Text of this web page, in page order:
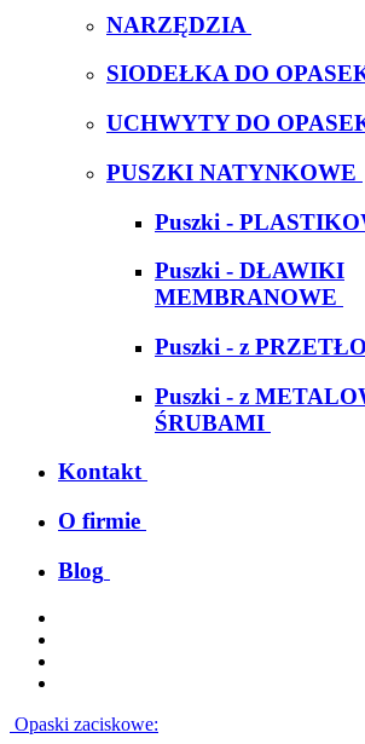
NARZĘDZIA
SIODEŁKA DO
UCHWYTY DO
PUSZKI NATYNKOWE
Puszki -
Puszki - DŁAWIKI
MEMBRANOWE
Puszki - z
Puszki - z
ŚRUBAMI
Kontakt
O firmie
Blog
Opaski zaciskowe: